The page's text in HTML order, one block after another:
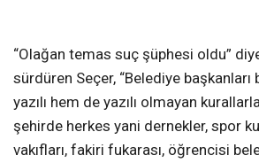
“Olağan temas suç şüphesi oldu”
sürdüren Seçer, “Belediye
yazılı hem de yazılı olmayan
şehirde herkes yani dernekler, spor
vakıfları, fakiri fukarası, öğrencisi